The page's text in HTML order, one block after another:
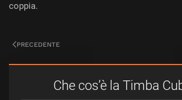
coppia.
PRECEDENTE
Che cos’è la Timba